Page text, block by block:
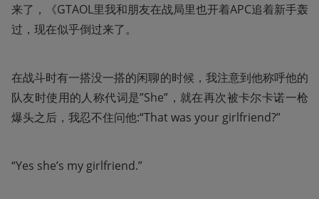
来了，《GTAOL里我和朋友在战局里也开着APC追着新手轰
过，现在似乎倒过来了。
在战斗时有一搭没一搭的闲聊的时候，我注意到他称呼他的
队友时使用的人称代词是”She”，就在再次被卡尔卡诺一枪
爆头之后，我忍不住问他:“That was your girlfriend?”
“Yes she’s my girlfriend.”